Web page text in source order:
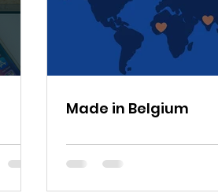
Made in Belgium